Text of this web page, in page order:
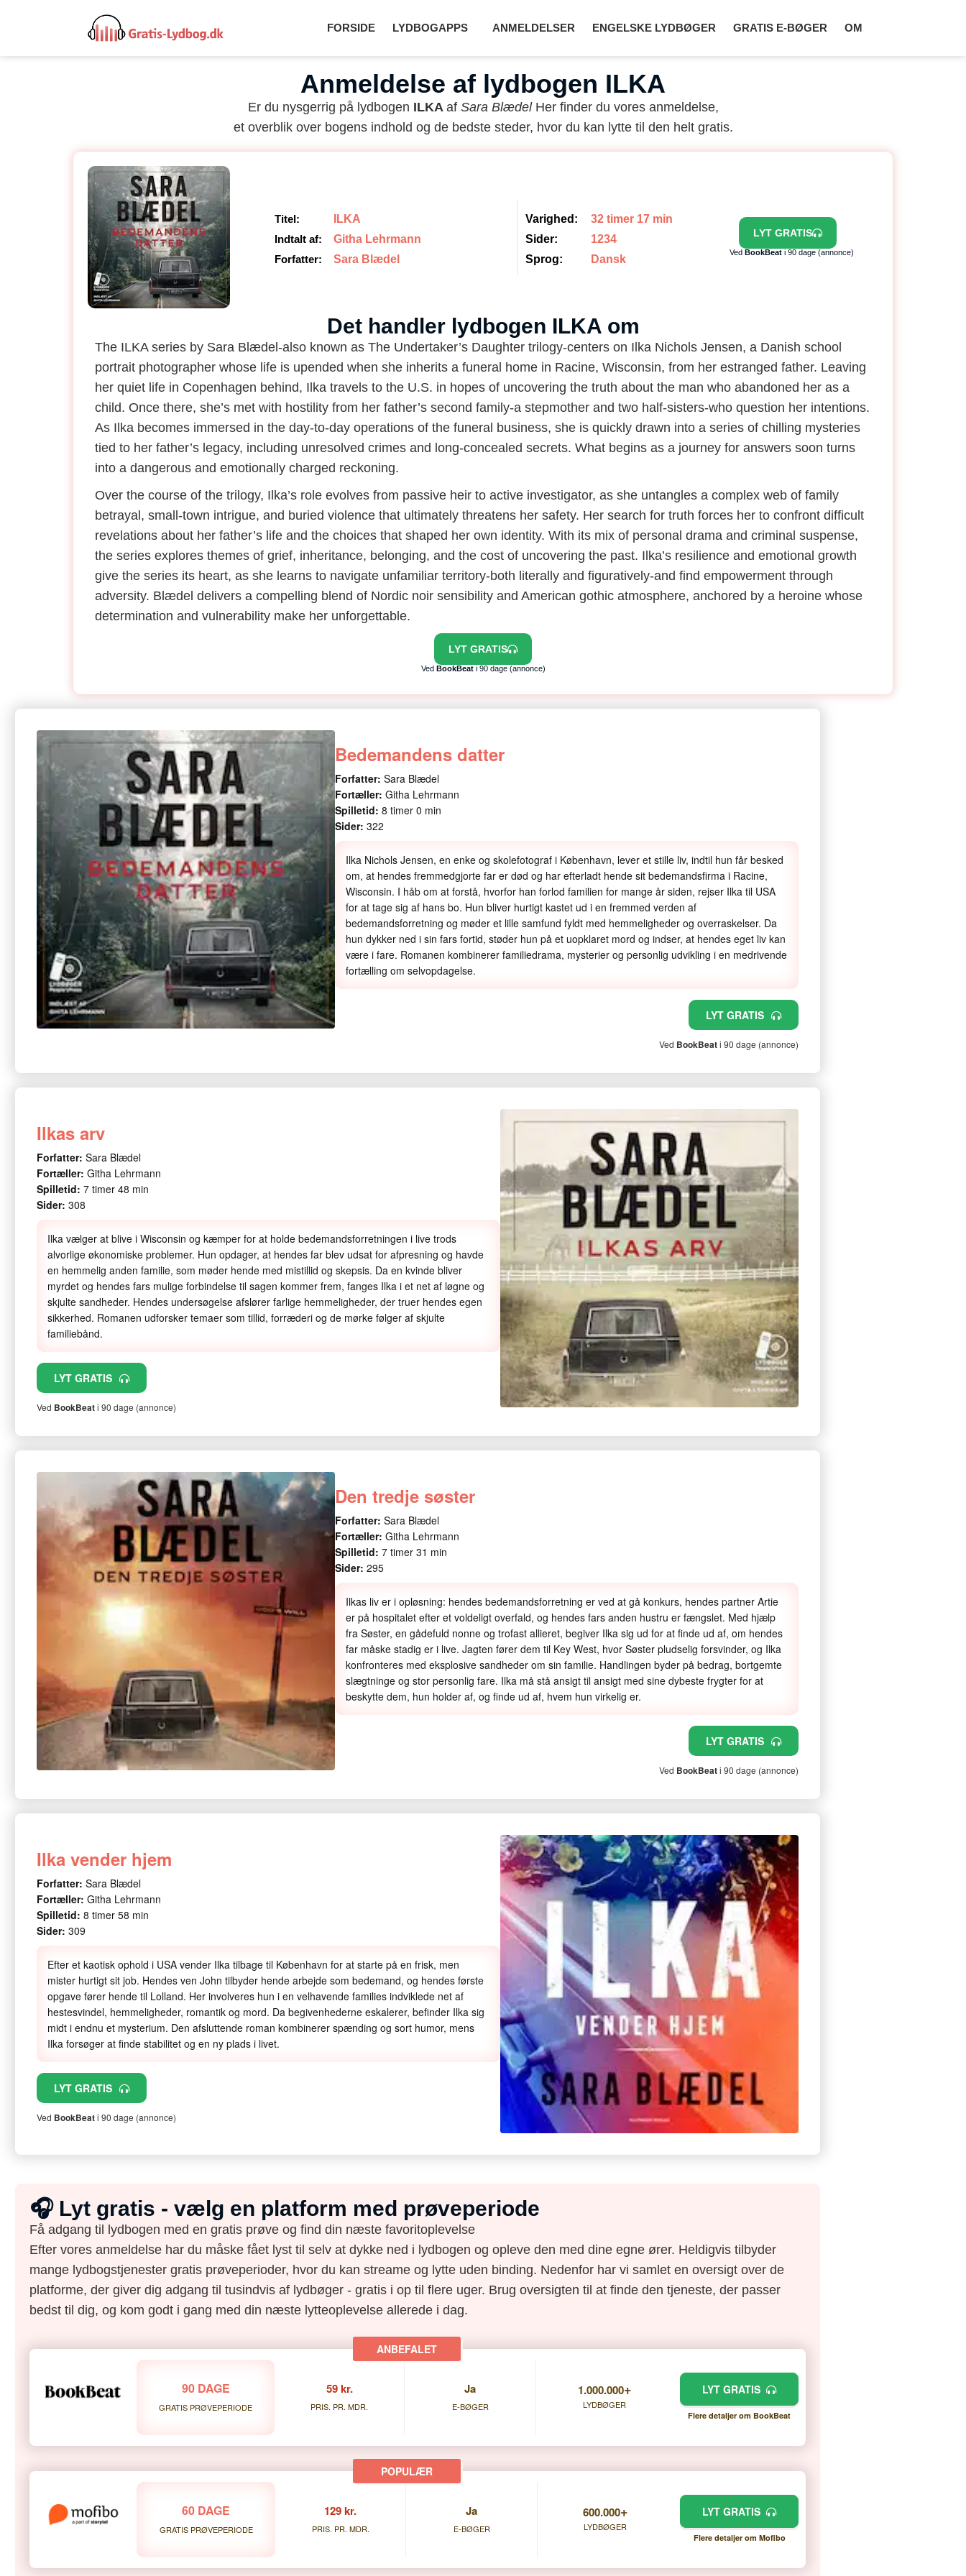
FORSIDE LYDBOGAPPS ANMELDELSER ENGELSKE LYDBØGER GRATIS E-BØGER OM
Anmeldelse af lydbogen ILKA
Er du nysgerrig på lydbogen ILKA af Sara BlædelHer finder du vores anmeldelse,
et overblik over bogens indhold og de bedste steder, hvor du kan lytte til den helt gratis.
Titel:
ILKA
Indtalt af:
Githa Lehrmann
Forfatter:
Sara Blædel
Varighed:
32 timer 17 min
Sider:
1234
Sprog:
Dansk
LYT GRATIS
Ved BookBeati 90 dage (annonce)
Det handler lydbogen ILKA om
The ILKA series by Sara Blædel-also known as The Undertaker’s Daughter trilogy-centers on Ilka Nichols Jensen, a Danish school
portrait photographer whose life is upended when she inherits a funeral home in Racine, Wisconsin, from her estranged father. Leaving
her quiet life in Copenhagen behind, Ilka travels to the U.S. in hopes of uncovering the truth about the man who abandoned her as a
child. Once there, she’s met with hostility from her father’s second family-a stepmother and two half-sisters-who question her intentions.
As Ilka becomes immersed in the day-to-day operations of the funeral business, she is quickly drawn into a series of chilling mysteries
tied to her father’s legacy, including unresolved crimes and long-concealed secrets. What begins as a journey for answers soon turns
into a dangerous and emotionally charged reckoning.
Over the course of the trilogy, Ilka’s role evolves from passive heir to active investigator, as she untangles a complex web of family
betrayal, small-town intrigue, and buried violence that ultimately threatens her safety. Her search for truth forces her to confront difficult
revelations about her father’s life and the choices that shaped her own identity. With its mix of personal drama and criminal suspense,
the series explores themes of grief, inheritance, belonging, and the cost of uncovering the past. Ilka’s resilience and emotional growth
give the series its heart, as she learns to navigate unfamiliar territory-both literally and figuratively-and find empowerment through
adversity. Blædel delivers a compelling blend of Nordic noir sensibility and American gothic atmosphere, anchored by a heroine whose
determination and vulnerability make her unforgettable.
LYT GRATIS
Ved BookBeati 90 dage (annonce)
Bedemandens datter
Forfatter: Sara Blædel
Fortæller: Githa Lehrmann
Spilletid: 8 timer 0 min
Sider: 322
Ilka Nichols Jensen, en enke og skolefotograf i København, lever et stille liv, indtil hun får besked
om, at hendes fremmedgjorte far er død og har efterladt hende sit bedemandsfirma i Racine,
Wisconsin. I håb om at forstå, hvorfor han forlod familien for mange år siden, rejser Ilka til USA
for at tage sig af hans bo. Hun bliver hurtigt kastet ud i en fremmed verden af
bedemandsforretning og møder et lille samfund fyldt med hemmeligheder og overraskelser. Da
hun dykker ned i sin fars fortid, støder hun på et uopklaret mord og indser, at hendes eget liv kan
være i fare. Romanen kombinerer familiedrama, mysterier og personlig udvikling i en medrivende
fortælling om selvopdagelse.
LYT GRATIS
Ved BookBeati 90 dage (annonce)
Ilkas arv
Forfatter: Sara Blædel
Fortæller: Githa Lehrmann
Spilletid: 7 timer 48 min
Sider: 308
Ilka vælger at blive i Wisconsin og kæmper for at holde bedemandsforretningen i live trods
alvorlige økonomiske problemer. Hun opdager, at hendes far blev udsat for afpresning og havde
en hemmelig anden familie, som møder hende med mistillid og skepsis. Da en kvinde bliver
myrdet og hendes fars mulige forbindelse til sagen kommer frem, fanges Ilka i et net af løgne og
skjulte sandheder. Hendes undersøgelse afslører farlige hemmeligheder, der truer hendes egen
sikkerhed. Romanen udforsker temaer som tillid, forræderi og de mørke følger af skjulte
familiebånd.
LYT GRATIS
Ved BookBeati 90 dage (annonce)
Den tredje søster
Forfatter: Sara Blædel
Fortæller: Githa Lehrmann
Spilletid: 7 timer 31 min
Sider: 295
Ilkas liv er i opløsning: hendes bedemandsforretning er ved at gå konkurs, hendes partner Artie
er på hospitalet efter et voldeligt overfald, og hendes fars anden hustru er fængslet. Med hjælp
fra Søster, en gådefuld nonne og trofast allieret, begiver Ilka sig ud for at finde ud af, om hendes
far måske stadig er i live. Jagten fører dem til Key West, hvor Søster pludselig forsvinder, og Ilka
konfronteres med eksplosive sandheder om sin familie. Handlingen byder på bedrag, bortgemte
slægtninge og stor personlig fare. Ilka må stå ansigt til ansigt med sine dybeste frygter for at
beskytte dem, hun holder af, og finde ud af, hvem hun virkelig er.
LYT GRATIS
Ved BookBeati 90 dage (annonce)
Ilka vender hjem
Forfatter: Sara Blædel
Fortæller: Githa Lehrmann
Spilletid: 8 timer 58 min
Sider: 309
Efter et kaotisk ophold i USA vender Ilka tilbage til København for at starte på en frisk, men
mister hurtigt sit job. Hendes ven John tilbyder hende arbejde som bedemand, og hendes første
opgave fører hende til Lolland. Her involveres hun i en velhavende families indviklede net af
hestesvindel, hemmeligheder, romantik og mord. Da begivenhederne eskalerer, befinder Ilka sig
midt i endnu et mysterium. Den afsluttende roman kombinerer spænding og sort humor, mens
Ilka forsøger at finde stabilitet og en ny plads i livet.
LYT GRATIS
Ved BookBeati 90 dage (annonce)
🎧 Lyt gratis - vælg en platform med prøveperiode
Få adgang til lydbogen med en gratis prøve og find din næste favoritoplevelse
Efter vores anmeldelse har du måske fået lyst til selv at dykke ned i lydbogen og opleve den med dine egne ører. Heldigvis tilbyder
mange lydbogstjenester gratis prøveperioder, hvor du kan streame og lytte uden binding. Nedenfor har vi samlet en oversigt over de
platforme, der giver dig adgang til tusindvis af lydbøger - gratis i op til flere uger. Brug oversigten til at finde den tjeneste, der passer
bedst til dig, og kom godt i gang med din næste lytteoplevelse allerede i dag.
90 DAGE
GRATIS PRØVEPERIODE
59 kr.
PRIS. PR. MDR.
Ja
E-BØGER
1.000.000+
LYDBØGER
LYT GRATIS
Flere detaljer om BookBeat
60 DAGE
GRATIS PRØVEPERIODE
129 kr.
PRIS. PR. MDR.
Ja
E-BØGER
600.000+
LYDBØGER
LYT GRATIS
Flere detaljer om Mofibo